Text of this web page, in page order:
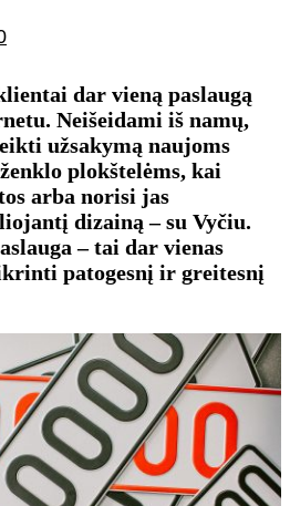
dar vieną paslaugą
Neišeidami iš namų,
užsakymą naujoms
plokštelėms, kai
arba norisi jas
dizainą – su Vyčiu.
– tai dar vienas
patogesnį ir greitesnį